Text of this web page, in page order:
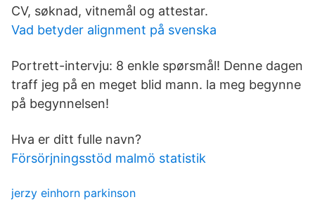
CV, søknad, vitnemål og attestar.
Vad betyder alignment på svenska
Portrett-intervju: 8 enkle spørsmål! Denne dagen
traff jeg på en meget blid mann. la meg begynne
på begynnelsen!
Hva er ditt fulle navn?
Försörjningsstöd malmö statistik
jerzy einhorn parkinson